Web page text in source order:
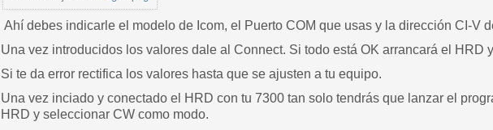
Ahí debes indicarle el modelo de Icom, el Puerto COM que usas y la dirección CI-V
Una vez introducidos los valores dale al Connect. Si todo está OK arrancará el HRD
Si te da error rectifica los valores hasta que se ajusten a tu equipo.
Una vez inciado y conectado el HRD con tu 7300 tan solo tendrás que lanzar el
HRD y seleccionar CW como modo.